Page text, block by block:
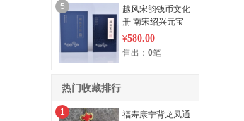
5
越风宋韵钱币文化
册 南宋绍兴元宝
真品装帧
¥580.00
售出： 0笔
热门收藏排行
1
福寿康宁背龙凤通